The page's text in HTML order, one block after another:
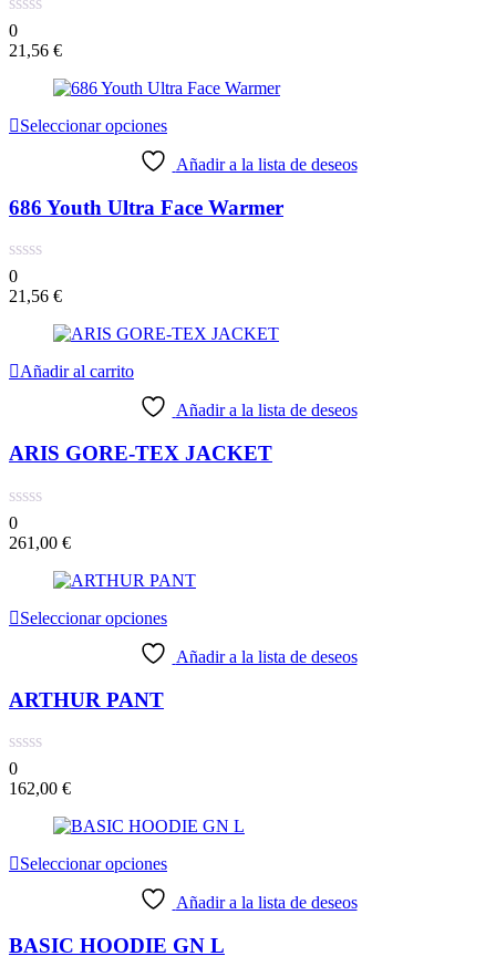
0
21,56 €
Seleccionar opciones
Añadir a la lista de deseos
686 Youth Ultra Face Warmer
0
21,56 €
Añadir al carrito
Añadir a la lista de deseos
ARIS GORE-TEX JACKET
0
261,00 €
Seleccionar opciones
Añadir a la lista de deseos
ARTHUR PANT
0
162,00 €
Seleccionar opciones
Añadir a la lista de deseos
BASIC HOODIE GN L